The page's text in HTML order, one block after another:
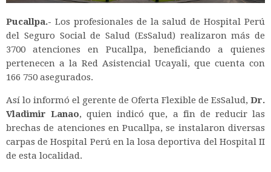
Pucallpa.- Los profesionales de la salud de Hospital Perú
del Seguro Social de Salud (EsSalud) realizaron más de
3700 atenciones en Pucallpa, beneficiando a quienes
pertenecen a la Red Asistencial Ucayali, que cuenta con
166 750 asegurados.
Así lo informó el gerente de Oferta Flexible de EsSalud, Dr.
Vladimir Lanao, quien indicó que, a fin de reducir las
brechas de atenciones en Pucallpa, se instalaron diversas
carpas de Hospital Perú en la losa deportiva del Hospital II
de esta localidad.